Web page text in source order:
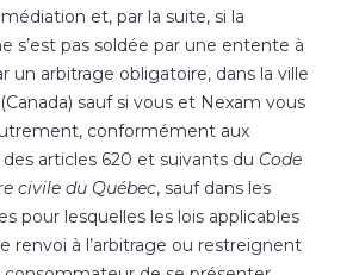
et, par la suite, si la
s’est pas soldée par une entente à
un arbitrage obligatoire, dans la ville
sauf si vous et Nexam vous
conformément aux
articles 620 et suivants du Code
civile du Québec, sauf dans les
pour lesquelles les lois applicables
renvoi à l’arbitrage ou restreignent